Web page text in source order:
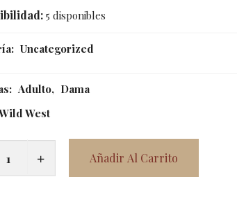
5 disponibles
Uncategorized
Adulto, Dama
West
Añadir Al Carrito